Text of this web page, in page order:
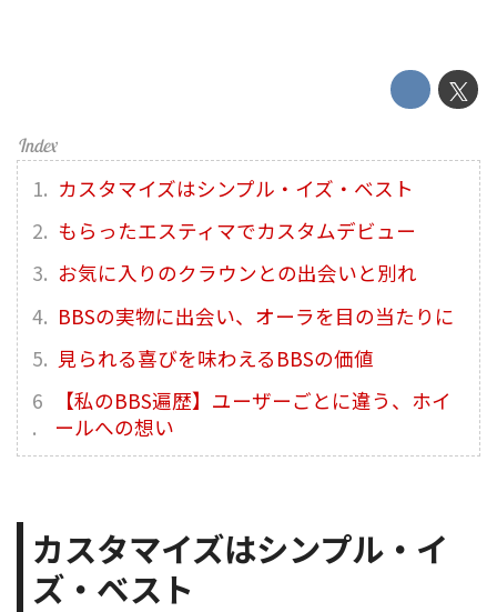
カスタマイズはシンプル・イズ・ベスト
もらったエスティマでカスタムデビュー
お気に入りのクラウンとの出会いと別れ
BBSの実物に出会い、オーラを目の当たりに
見られる喜びを味わえるBBSの価値
【私のBBS遍歴】ユーザーごとに違う、ホイ
ールへの想い
カスタマイズはシンプル・イ
ズ・ベスト